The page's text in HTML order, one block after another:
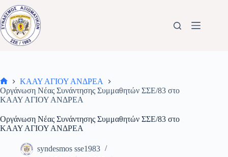
Μετάβαση
στο
περιεχόμενο
Αρχική
σελίδα
ΚΑΑΥ ΑΓΙΟΥ ΑΝΔΡΕΑ
Οργάνωση Νέας Συνάντησης Συμμαθητών ΣΣΕ/83 στο
ΚΑΑΥ ΑΓΙΟΥ ΑΝΔΡΕΑ
Οργάνωση Νέας Συνάντησης Συμμαθητών ΣΣΕ/83 στο
ΚΑΑΥ ΑΓΙΟΥ ΑΝΔΡΕΑ
syndesmos sse1983